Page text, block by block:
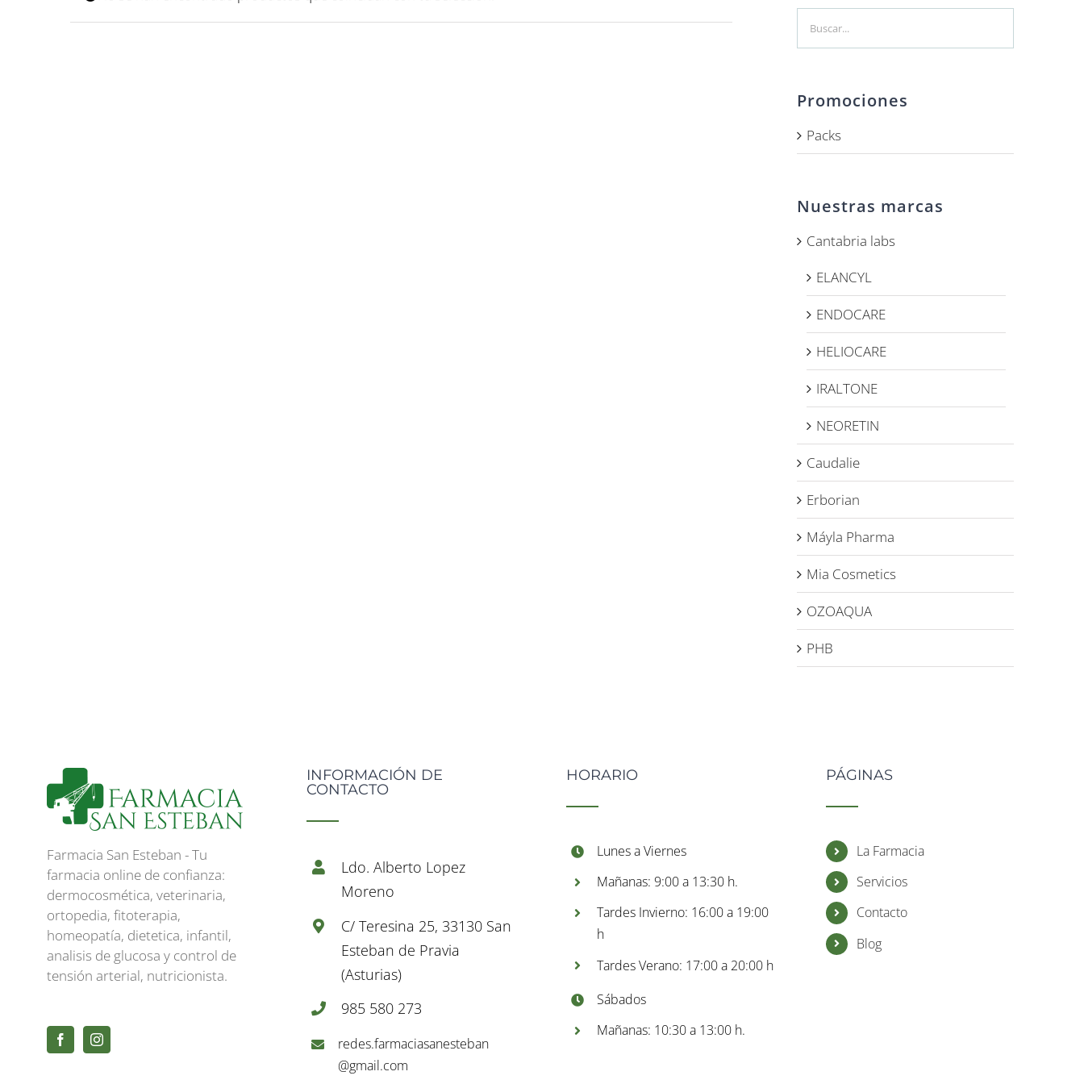
Promociones
Packs
Nuestras marcas
Cantabria labs
ELANCYL
ENDOCARE
HELIOCARE
IRALTONE
NEORETIN
Caudalie
Erborian
Máyla Pharma
Mia Cosmetics
OZOAQUA
PHB
Farmacia San Esteban - Tu
farmacia online de confianza:
dermocosmética, veterinaria,
ortopedia, fitoterapia,
homeopatía, dietetica, infantil,
analisis de glucosa y control de
tensión arterial, nutricionista.
INFORMACIÓN DE
CONTACTO
Ldo. Alberto Lopez
Moreno
C/ Teresina 25, 33130 San
Esteban de Pravia
(Asturias)
985 580 273
redes.farmaciasanesteban
@gmail.com
HORARIO
Lunes a Viernes
Mañanas: 9:00 a 13:30 h.
Tardes Invierno: 16:00 a 19:00
h
Tardes Verano: 17:00 a 20:00 h
Sábados
Mañanas: 10:30 a 13:00 h.
PÁGINAS
La Farmacia
Servicios
Contacto
Blog